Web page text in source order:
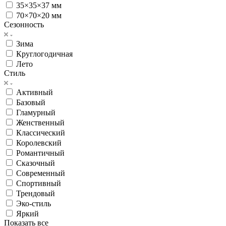
35×35×37 мм
70×70×20 мм
Сезонность
Зима
Круглогодичная
Лето
Стиль
Активный
Базовый
Гламурный
Женственный
Классический
Королевский
Романтичный
Сказочный
Современный
Спортивный
Трендовый
Эко-стиль
Яркий
Показать все